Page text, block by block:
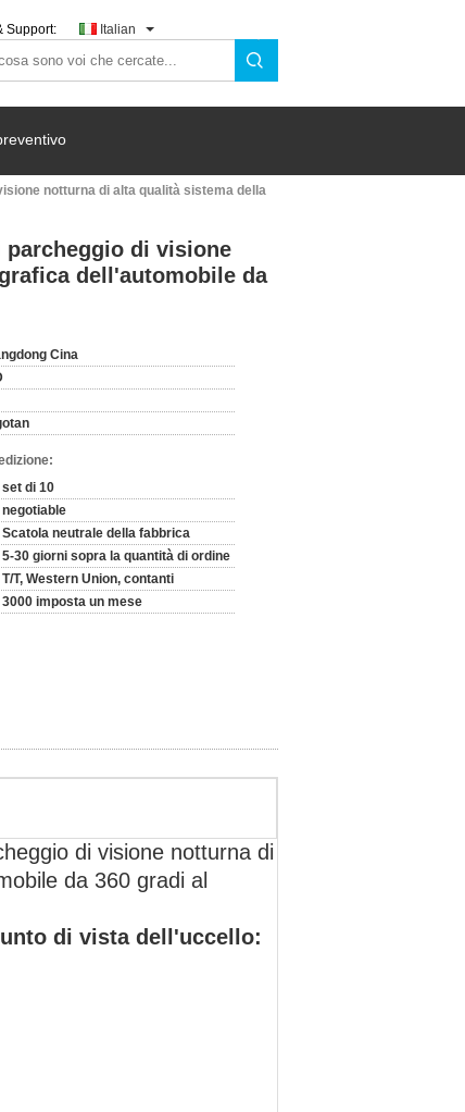
Support: Italian
notturna di alta qualità sistema della
di visione
dell'automobile da
Cina
set di 10
negotiable
Scatola neutrale della fabbrica
5-30 giorni sopra la quantità di ordine
T/T, Western Union, contanti
3000 imposta un mese
di visione notturna di
da 360 gradi al
di vista dell'uccello: